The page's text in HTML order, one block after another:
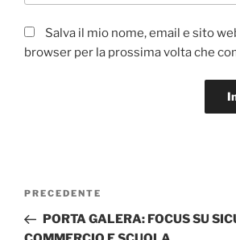
Salva il mio nome, email e sito
browser per la prossima volta che
Navigazione
Articolo
precedente:
PRECEDENTE
PORTA GALERA: FOCUS SU